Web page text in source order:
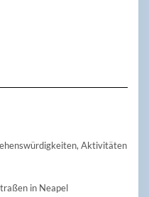
Aktivitäten
in Neapel